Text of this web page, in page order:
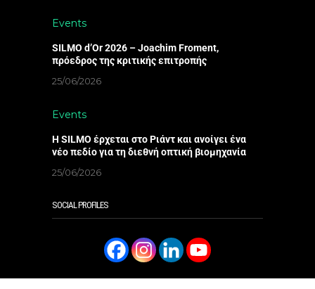
Events
SILMO d’Or 2026 – Joachim Froment,
πρόεδρος της κριτικής επιτροπής
25/06/2026
Events
Η SILMO έρχεται στο Ριάντ και ανοίγει ένα
νέο πεδίο για τη διεθνή οπτική βιομηχανία
25/06/2026
SOCIAL PROFILES